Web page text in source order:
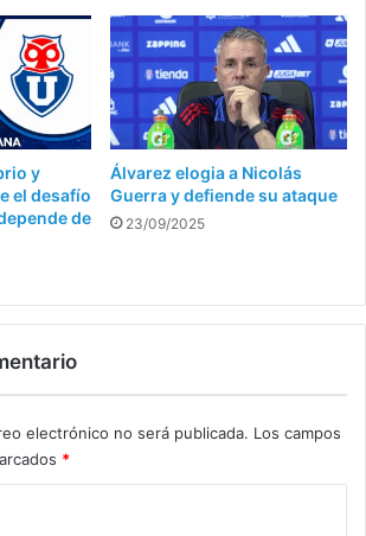
y
el desafío
de
Álvarez elogia a Nicolás
Guerra y defiende su ataque
23/09/2025
electrónico no será publicada. Los campos
*